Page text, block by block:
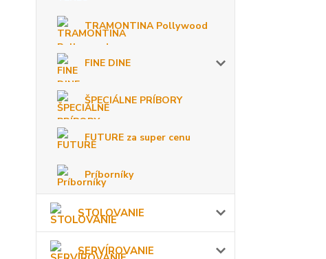
TRAMONTINA Pollywood
FINE DINE
ŠPECIÁLNE PRÍBORY
FUTURE za super cenu
Príborníky
STOLOVANIE
SERVÍROVANIE